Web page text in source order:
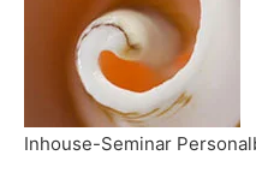
Inhouse-Seminar